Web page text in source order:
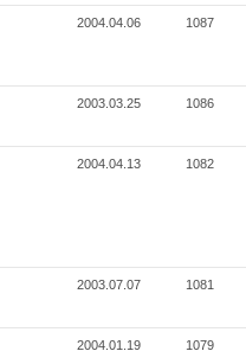
2004.04.06 1087
2003.03.25 1086
2004.04.13 1082
2003.07.07 1081
2004.01.19 1079